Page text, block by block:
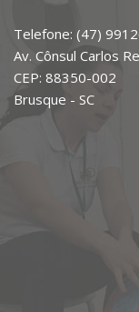
Telefone: (47)
Av. Cônsul Carlos
CEP: 88350-002
Brusque - SC